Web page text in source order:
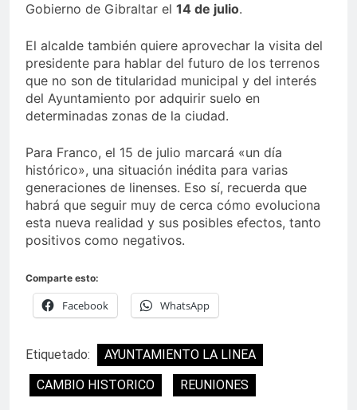
Gobierno de Gibraltar el 14 de julio.
El alcalde también quiere aprovechar la visita del
presidente para hablar del futuro de los terrenos
que no son de titularidad municipal y del interés
del Ayuntamiento por adquirir suelo en
determinadas zonas de la ciudad.
Para Franco, el 15 de julio marcará «un día
histórico», una situación inédita para varias
generaciones de linenses. Eso sí, recuerda que
habrá que seguir muy de cerca cómo evoluciona
esta nueva realidad y sus posibles efectos, tanto
positivos como negativos.
Comparte esto:
Facebook WhatsApp
Etiquetado:
AYUNTAMIENTO LA LINEA
CAMBIO HISTORICO
REUNIONES